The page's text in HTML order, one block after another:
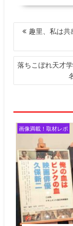
投
ナ
ビ
ゲ
ー
ン
趣里、私は
落ちこぼれ天才
画像満載！取材レポ